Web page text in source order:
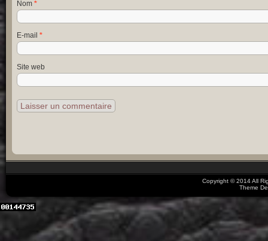
Nom *
E-mail *
Site web
Copyright © 2014 All
Theme